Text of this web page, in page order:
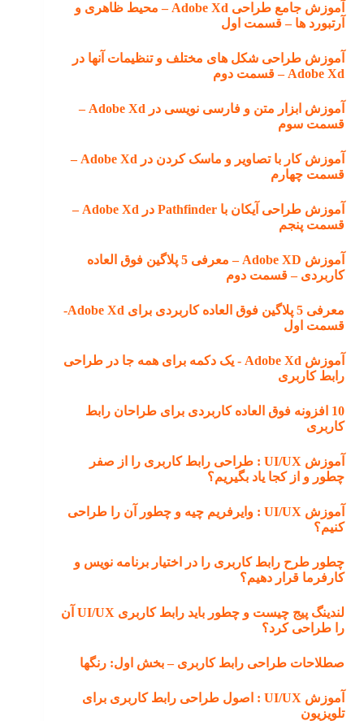
آموزش جامع طراحی Adobe Xd – محیط ظاهری و
آرتبورد ها – قسمت اول
آموزش طراحی شکل های مختلف و تنظیمات آنها در
Adobe Xd – قسمت دوم
آموزش ابزار متن و فارسی نویسی در Adobe Xd –
قسمت سوم
آموزش کار با تصاویر و ماسک کردن در Adobe Xd –
قسمت چهارم
آموزش طراحی آیکان با Pathfinder در Adobe Xd –
قسمت پنجم
آموزش Adobe XD – معرفی 5 پلاگین فوق العاده
کاربردی – قسمت دوم
معرفی 5 پلاگین فوق العاده کاربردی برای Adobe Xd-
قسمت اول
آموزش Adobe Xd -‌ یک دکمه برای همه جا در طراحی
رابط کاربری
10 افزونه فوق العاده کاربردی برای طراحان رابط
کاربری
آموزش UI/UX : طراحی رابط کاربری را از صفر
چطور و از کجا یاد بگیریم؟
آموزش UI/UX : وایرفریم چیه و چطور آن را طراحی
کنیم؟
چطور طرح‌ رابط کاربری را در اختیار برنامه نویس و
کارفرما قرار دهیم؟
لندینگ پیج چیست و چطور باید رابط کاربری UI/UX آن
را طراحی کرد؟
صطلاحات طراحی رابط کاربری – بخش اول: رنگها
آموزش UI/UX : اصول طراحی رابط کاربری برای
تلویزیون